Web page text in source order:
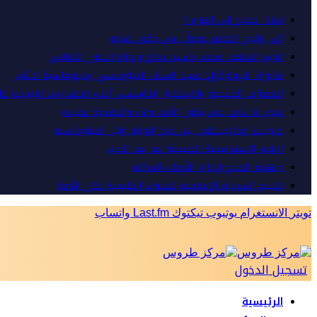
لماذا نحتاج إلى التوازن؟
إلى والدِي الحاضرِ دوماً… في ذِكرى غيابِه
الوزير المثقف محمد ياسين صالح وإدارة التحول الثقافي
ما وراء البروتوكول: عميد السلك الدبلوماسي ودبلوماسية التأثير
المصارف الخليجية والاستقرار المؤسسي أثناء الاعتداءات
عيون لا تنام.. حين يكون الأمن وفاء والتضحية عقيدة
خارجيتنا وخارجيتهم.. بين حزم الرواية ولين الدبلوماسية
الرؤية الاستراتيجية الخليجية لما بعد الحرب
جاهزية الخليج لإدارة الأزمات المركبة
تقييم السردية الإعلامية للقنوات الخليجية خلال الأزمة
تويتر الانستغرام يوتيوب تيكتوك Last.fm واتساب
تسجيل الدخول
الرئيسية